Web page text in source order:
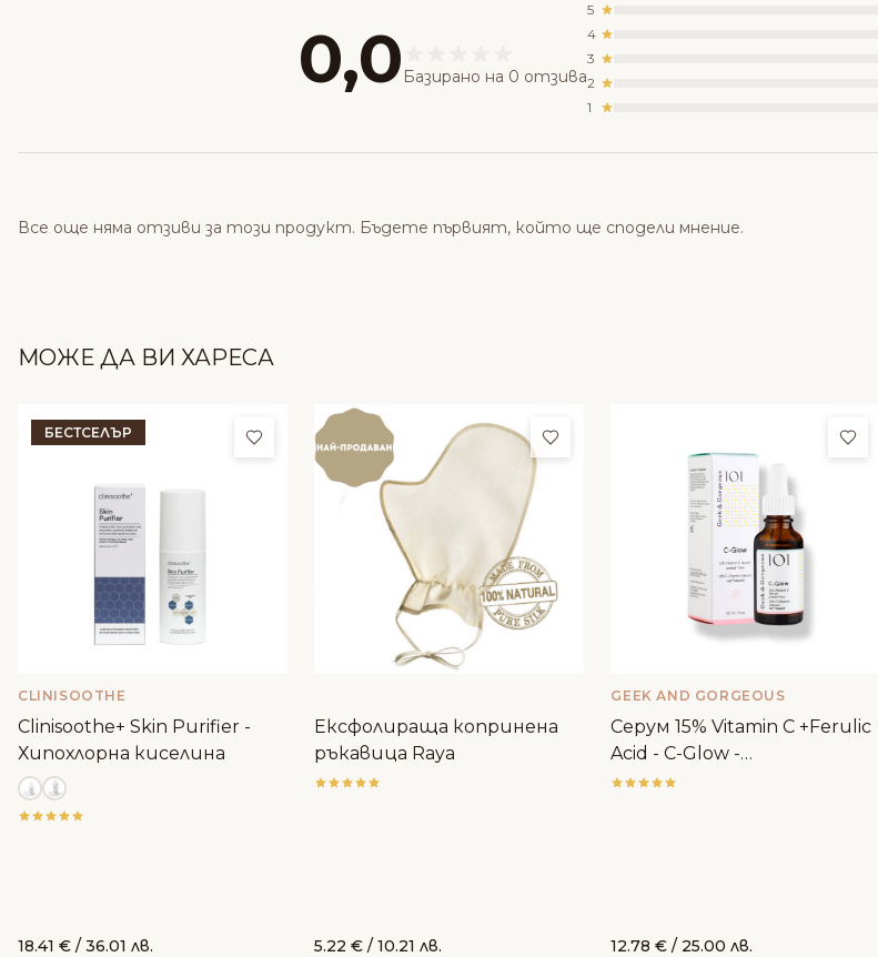
0,0 Базирано на 0 отзива
5
4
3
2
1
Все още няма отзиви за този продукт. Бъдете първият, който ще сподели мнение.
МОЖЕ ДА ВИ ХАРЕСА
БЕСТСЕЛЪР Добави в любими
CLINISOOTHE
Clinisoothe+ Skin Purifier -
Хипохлорна киселина
18.41 € / 36.01 лв.
Добави в любими
Ексфолираща копринена
ръкавица Raya
5.22€ / 10.21 лв.
GEEK AND GORGEOUS
Серум 15% Vitamin C +Ferulic
Acid - C-Glow -
Geek&Gorgeous
12.78€ / 25.00 лв.